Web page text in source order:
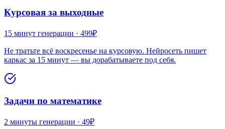
Курсовая за выходные
15 минут генерации · 499₽
Не тратьте всё воскресенье на курсовую. Нейросеть пишет
каркас за 15 минут — вы дорабатываете под себя.
Задачи по математике
2 минуты генерации · 49₽